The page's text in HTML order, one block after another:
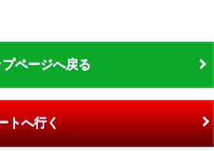
プページへ戻る
トへ行く